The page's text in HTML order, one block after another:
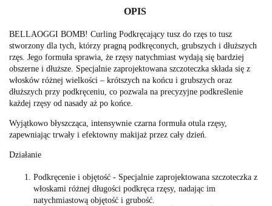
OPIS
BELLAOGGI BOMB! Curling Podkręcający tusz do rzęs to tusz
stworzony dla tych, którzy pragną podkręconych, grubszych i dłuższych
rzęs. Jego formuła sprawia, że rzęsy natychmiast wydają się bardziej
obszerne i dłuższe. Specjalnie zaprojektowana szczoteczka składa się z
włosków różnej wielkości – krótszych na końcu i grubszych oraz
dłuższych przy podkręceniu, co pozwala na precyzyjne podkreślenie
każdej rzęsy od nasady aż po końce.
Wyjątkowo błyszcząca, intensywnie czarna formuła otula rzęsy,
zapewniając trwały i efektowny makijaż przez cały dzień.
Działanie
Podkręcenie i objętość - Specjalnie zaprojektowana szczoteczka z
włoskami różnej długości podkręca rzęsy, nadając im
natychmiastową objętość i grubość.